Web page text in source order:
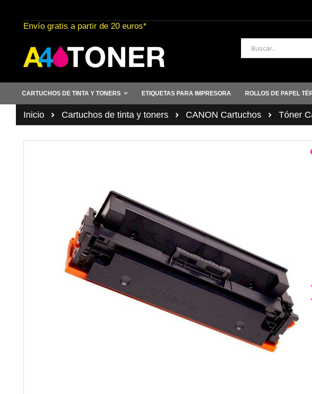
al
contenido
Envío gratis a partir de 20 euros*
Buscar
CARTUCHOS DE TINTA Y TONERS ETIQUETAS PARA IMPRESORA ROLLOS DE PAPEL
Inicio Cartuchos de tinta y toners CANON Cartuchos Tóner